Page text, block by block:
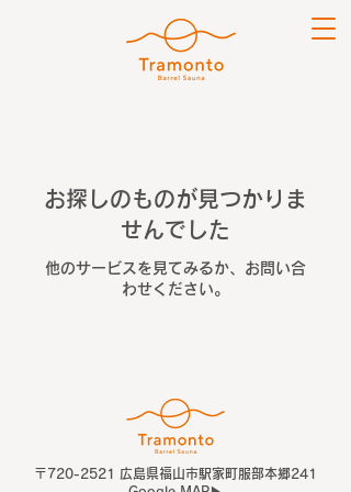
お探しのものが見つかりま
せんでした
他のサービスを見てみるか、お問い合
わせください。
〒720-2521 広島県福山市駅家町服部本郷241